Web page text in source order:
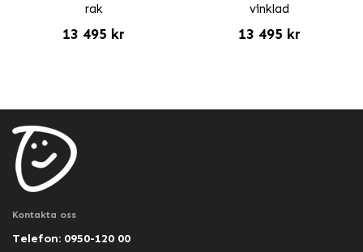
rak
13 495 kr
vinklad
13 495 kr
Kontakta oss
Telefon: 0950-120 00